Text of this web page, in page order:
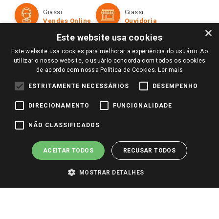
Televendas
Perguntas frequentes
Trabalhe Conosco
Identidade Visual
Formas de Pagamento
Políticas de entrega
Trocas e Devoluções
Giassi
Vendas Online
Giassi
Ouvidoria
Redes Sociais
Pagamento e Segurança
×
Este website usa cookies
Este website usa cookies para melhorar a experiência do usuário. Ao
utilizar o nosso website, o usuário concorda com todos os cookies
de acordo com nossa Política de Cookies. Ler mais
ESTRITAMENTE NECESSÁRIOS DESEMPENHO
DIRECIONAMENTO FUNCIONALIDADE
NÃO CLASSIFICADOS
ACEITAR TODOS RECUSAR TODOS
MOSTRAR DETALHES